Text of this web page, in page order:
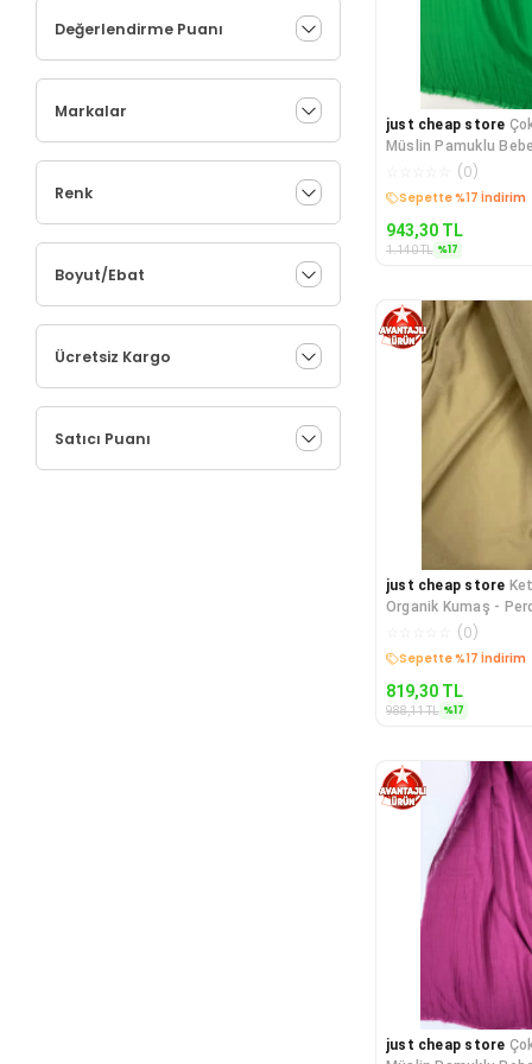
Değerlendirme Puanı
Markalar
Renk
Boyut/Ebat
Ücretsiz Kargo
Satıcı Puanı
just cheap store
Müslin Pamuklu
Battaniye Kumaşı
(0)
Kargo Bedava
943,30 TL
1.140TL %17
just cheap store
Organik Kumaş -
Ince Keten - Kıyafet
(0)
Kargo Bedava
819,30 TL
988,11TL %17
just cheap store